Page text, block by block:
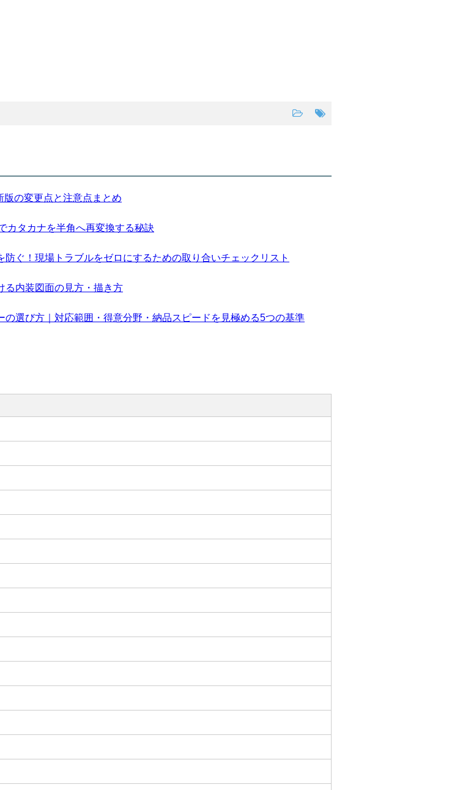
の変更点と注意点まとめ
カタカナを半角へ再変換する秘訣
ぐ！現場トラブルをゼロにするための取り合いチェックリスト
る内装図面の見方・描き方
の選び方｜対応範囲・得意分野・納品スピードを見極める5つの基準